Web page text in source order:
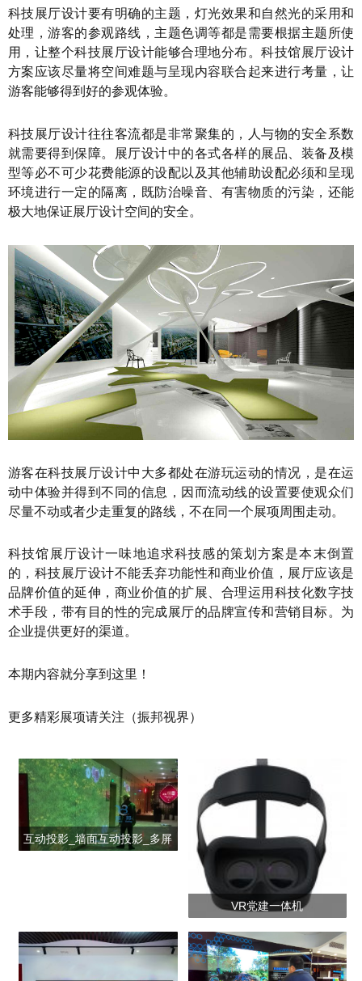
科技展厅设计要有明确的主题，灯光效果和自然光的采用和
处理，游客的参观路线，主题色调等都是需要根据主题所使
用，让整个科技展厅设计能够合理地分布。科技馆展厅设计
方案应该尽量将空间难题与呈现内容联合起来进行考量，让
游客能够得到好的参观体验。
科技展厅设计往往客流都是非常聚集的，人与物的安全系数
就需要得到保障。展厅设计中的各式各样的展品、装备及模
型等必不可少花费能源的设配以及其他辅助设配必须和呈现
环境进行一定的隔离，既防治噪音、有害物质的污染，还能
极大地保证展厅设计空间的安全。
游客在科技展厅设计中大多都处在游玩运动的情况，是在运
动中体验并得到不同的信息，因而流动线的设置要使观众们
尽量不动或者少走重复的路线，不在同一个展项周围走动。
科技馆展厅设计一味地追求科技感的策划方案是本末倒置
的，科技展厅设计不能丢弃功能性和商业价值，展厅应该是
品牌价值的延伸，商业价值的扩展、合理运用科技化数字技
术手段，带有目的性的完成展厅的品牌宣传和营销目标。为
企业提供更好的渠道。
本期内容就分享到这里！
更多精彩展项请关注（振邦视界）
互动投影_墙面互动投影_多屏
VR党建一体机